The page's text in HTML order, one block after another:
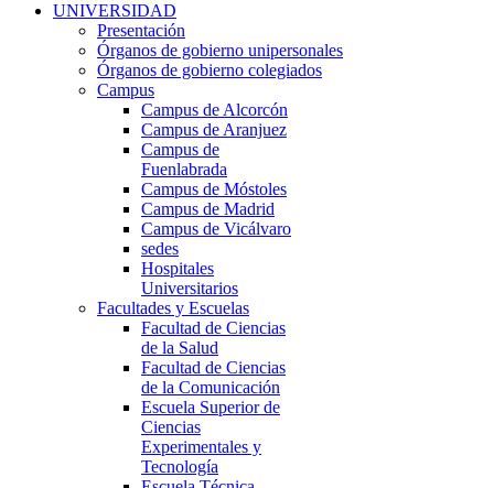
UNIVERSIDAD
Presentación
Órganos de gobierno unipersonales
Órganos de gobierno colegiados
Campus
Campus de Alcorcón
Campus de Aranjuez
Campus de
Fuenlabrada
Campus de Móstoles
Campus de Madrid
Campus de Vicálvaro
sedes
Hospitales
Universitarios
Facultades y Escuelas
Facultad de Ciencias
de la Salud
Facultad de Ciencias
de la Comunicación
Escuela Superior de
Ciencias
Experimentales y
Tecnología